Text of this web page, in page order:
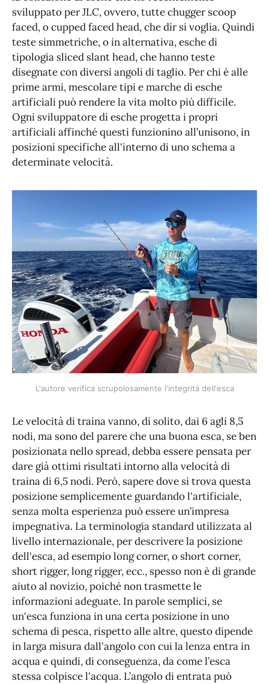
sviluppato per JLC, ovvero, tutte chugger scoop
faced, o cupped faced head, che dir si voglia. Quindi
teste simmetriche, o in alternativa, esche di
tipologia sliced slant head, che hanno teste
disegnate con diversi angoli di taglio. Per chi è alle
prime armi, mescolare tipi e marche di esche
artificiali può rendere la vita molto più difficile.
Ogni sviluppatore di esche progetta i propri
artificiali affinché questi funzionino all’unisono, in
posizioni specifiche all'interno di uno schema a
determinate velocità.
L'autore verifica scrupolosamente l'integrità dell'esca
Le velocità di traina vanno, di solito, dai 6 agli 8,5
nodi, ma sono del parere che una buona esca, se ben
posizionata nello spread, debba essere pensata per
dare già ottimi risultati intorno alla velocità di
traina di 6,5 nodi. Però, sapere dove si trova questa
posizione semplicemente guardando l'artificiale,
senza molta esperienza può essere un’impresa
impegnativa. La terminologia standard utilizzata al
livello internazionale, per descrivere la posizione
dell'esca, ad esempio long corner, o short corner,
short rigger, long rigger, ecc., spesso non è di grande
aiuto al novizio, poiché non trasmette le
informazioni adeguate. In parole semplici, se
un'esca funziona in una certa posizione in uno
schema di pesca, rispetto alle altre, questo dipende
in larga misura dall'angolo con cui la lenza entra in
acqua e quindi, di conseguenza, da come l’esca
stessa colpisce l'acqua. L’angolo di entrata può